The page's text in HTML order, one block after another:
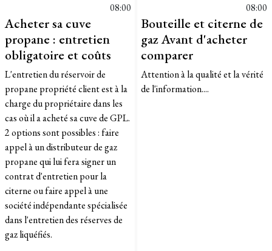
08:00
Acheter sa cuve
propane : entretien
obligatoire et coûts
L'entretien du réservoir de
propane propriété client est à la
charge du propriétaire dans les
cas où il a acheté sa cuve de GPL.
2 options sont possibles : faire
appel à un distributeur de gaz
propane qui lui fera signer un
contrat d'entretien pour la
citerne ou faire appel à une
société indépendante spécialisée
dans l'entretien des réserves de
gaz liquéfiés.
08:00
Bouteille et citerne de
gaz Avant d'acheter
comparer
Attention à la qualité et la vérité
de l'information....